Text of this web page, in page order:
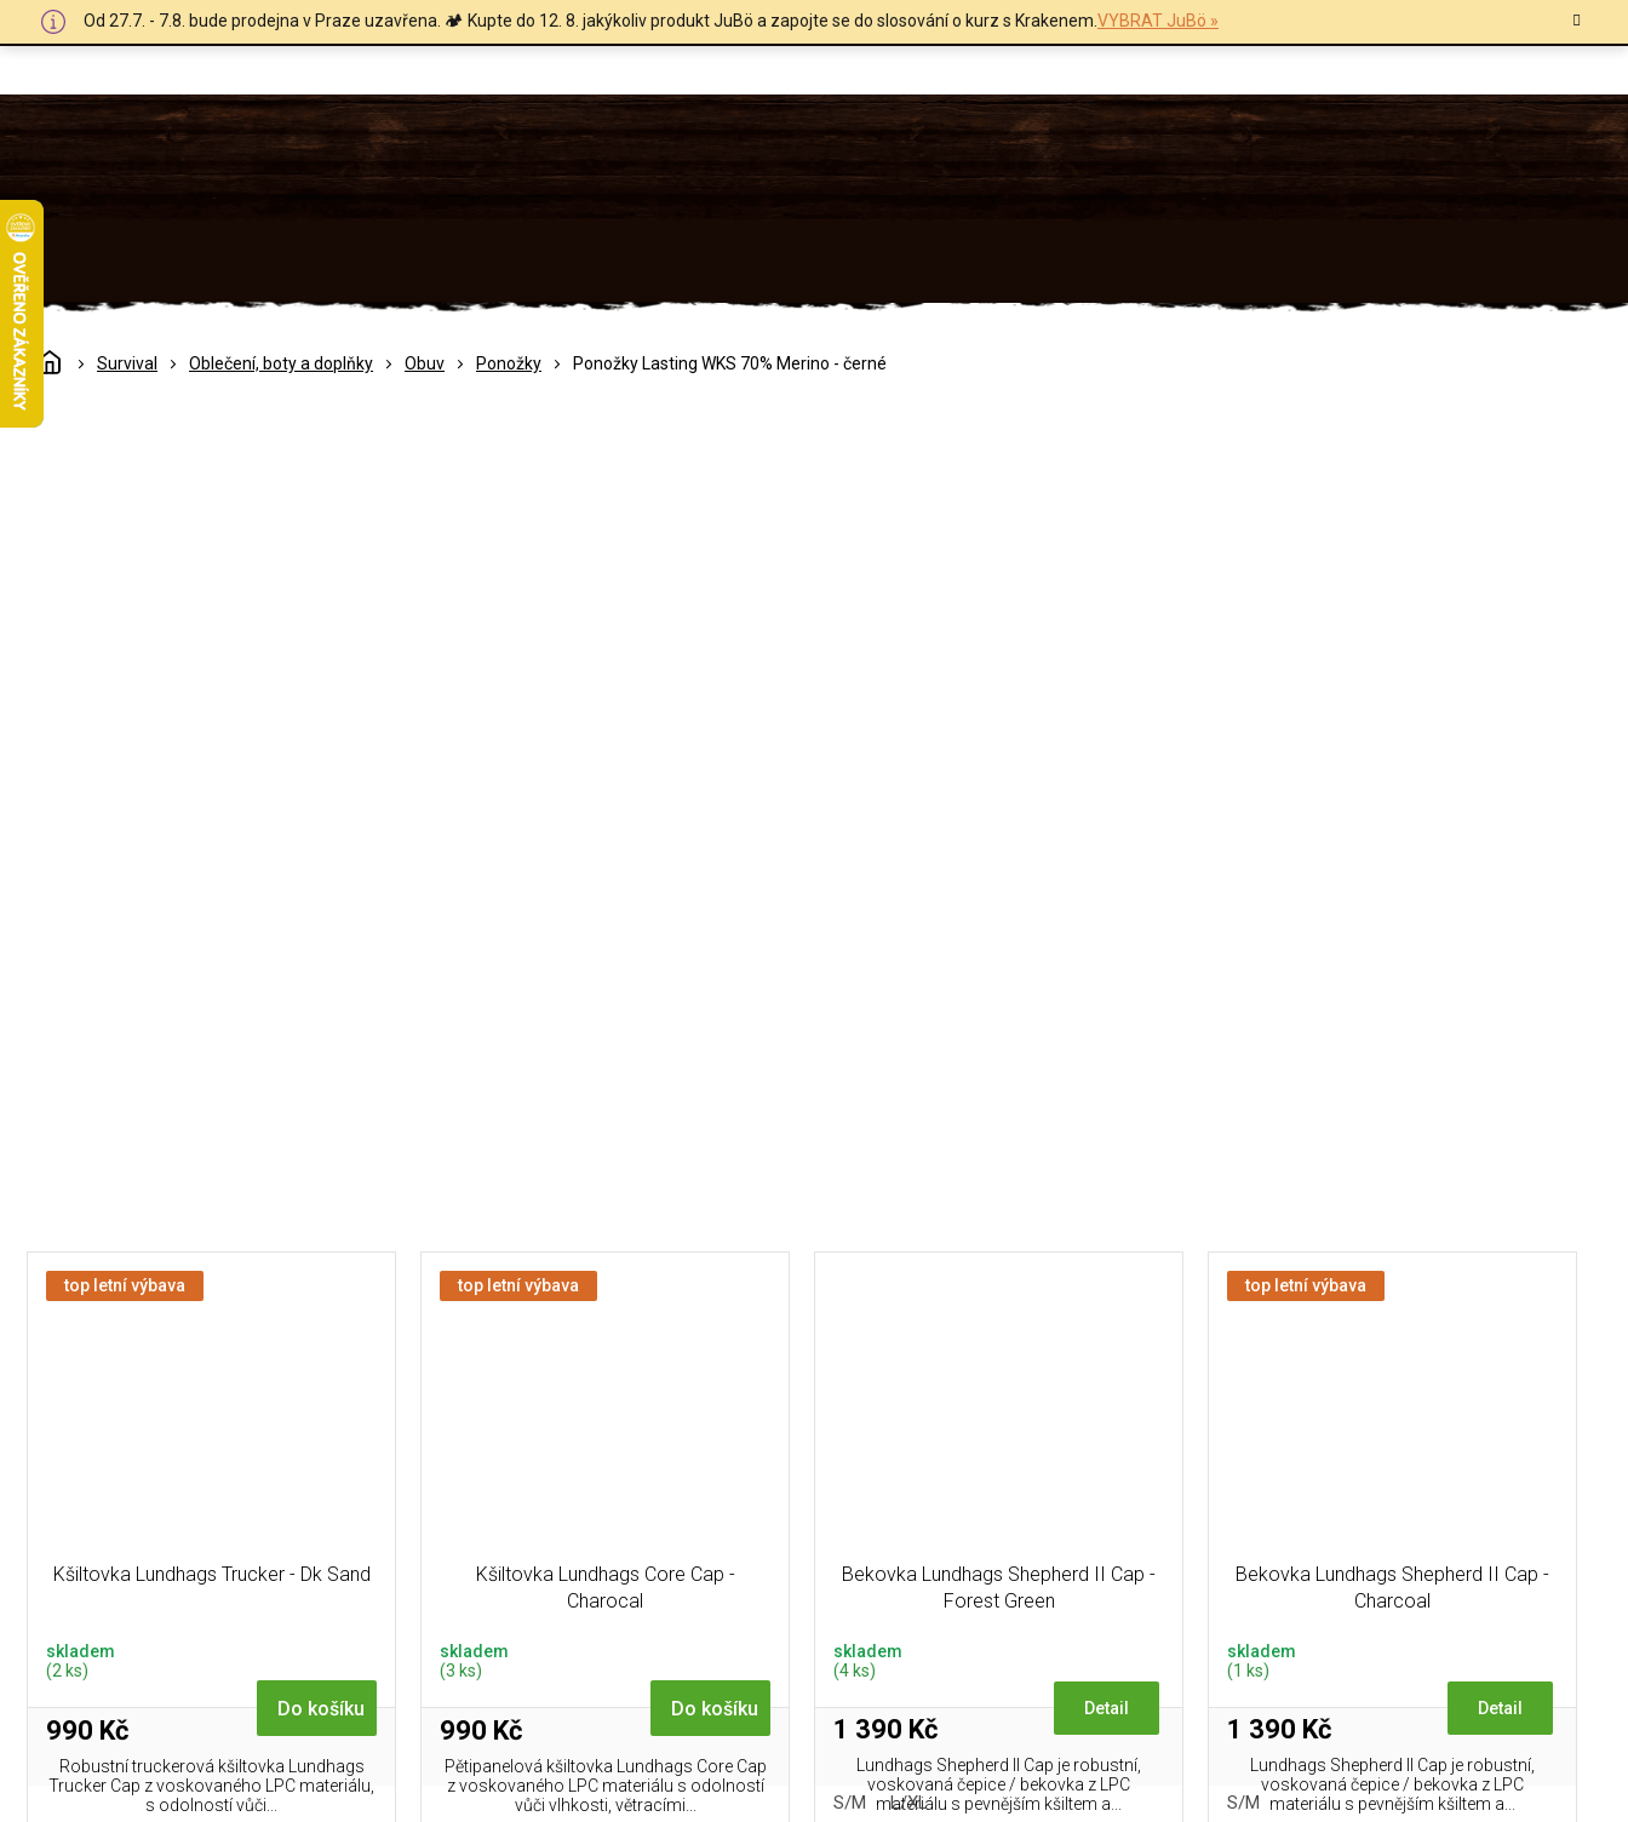
Od 27.7. - 7.8. bude prodejna v Praze uzavřena. 🏕️ Kupte do 12. 8. jakýkoliv produkt JuBö a zapojte se do slosování o kurz s Krakenem.VYBRAT JuBö »
DomůSurvival Oblečení, boty a doplňky Obuv Ponožky Ponožky Lasting WKS 70% Merino - černé
top letní výbava
Kšiltovka Lundhags Trucker - Dk Sand
skladem
(2 ks)
990 Kč
Do košíku
Robustní truckerová kšiltovka Lundhags
Trucker Cap z voskovaného LPC materiálu,
s odolností vůči...
top letní výbava
Kšiltovka Lundhags Core Cap -
Charocal
skladem
(3 ks)
990 Kč
Do košíku
Pětipanelová kšiltovka Lundhags Core Cap
z voskovaného LPC materiálu s odolností
vůči vlhkosti, větracími...
Bekovka Lundhags Shepherd II Cap -
Forest Green
skladem
(4 ks)
1 390 Kč
Detail
Lundhags Shepherd II Cap je robustní,
voskovaná čepice / bekovka z LPC
materiálu s pevnějším kšiltem a...
S/M L/XL
top letní výbava
Bekovka Lundhags Shepherd II Cap -
Charcoal
skladem
(1 ks)
1 390 Kč
Detail
Lundhags Shepherd II Cap je robustní,
voskovaná čepice / bekovka z LPC
materiálu s pevnějším kšiltem a...
S/M